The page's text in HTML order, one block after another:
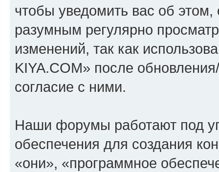
чтобы уведомить вас об
разумным регулярно
изменений, так как
KIYA.COM» после
согласие с ними.
Наши форумы работают под
обеспечения для создания
«они», «программное